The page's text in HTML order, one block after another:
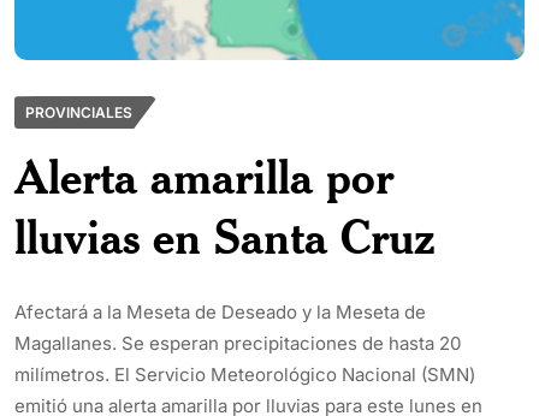
PROVINCIALES
Alerta amarilla por
lluvias en Santa Cruz
Afectará a la Meseta de Deseado y la Meseta de
Magallanes. Se esperan precipitaciones de hasta 20
milímetros. El Servicio Meteorológico Nacional (SMN)
emitió una alerta amarilla por lluvias para este lunes en